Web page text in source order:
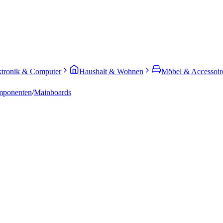
& Computer Haushalt & Wohnen Möbel &
/Mainboards